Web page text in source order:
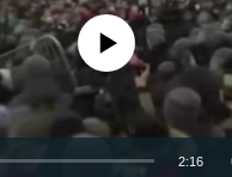
source currently
2:16